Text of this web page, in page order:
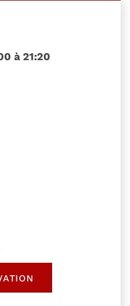
à 21:20
OUVRE UNE NOUVELLE